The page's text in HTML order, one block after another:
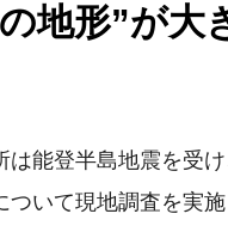
地形”が大
は能登半島地震を受
ついて現地調査を実